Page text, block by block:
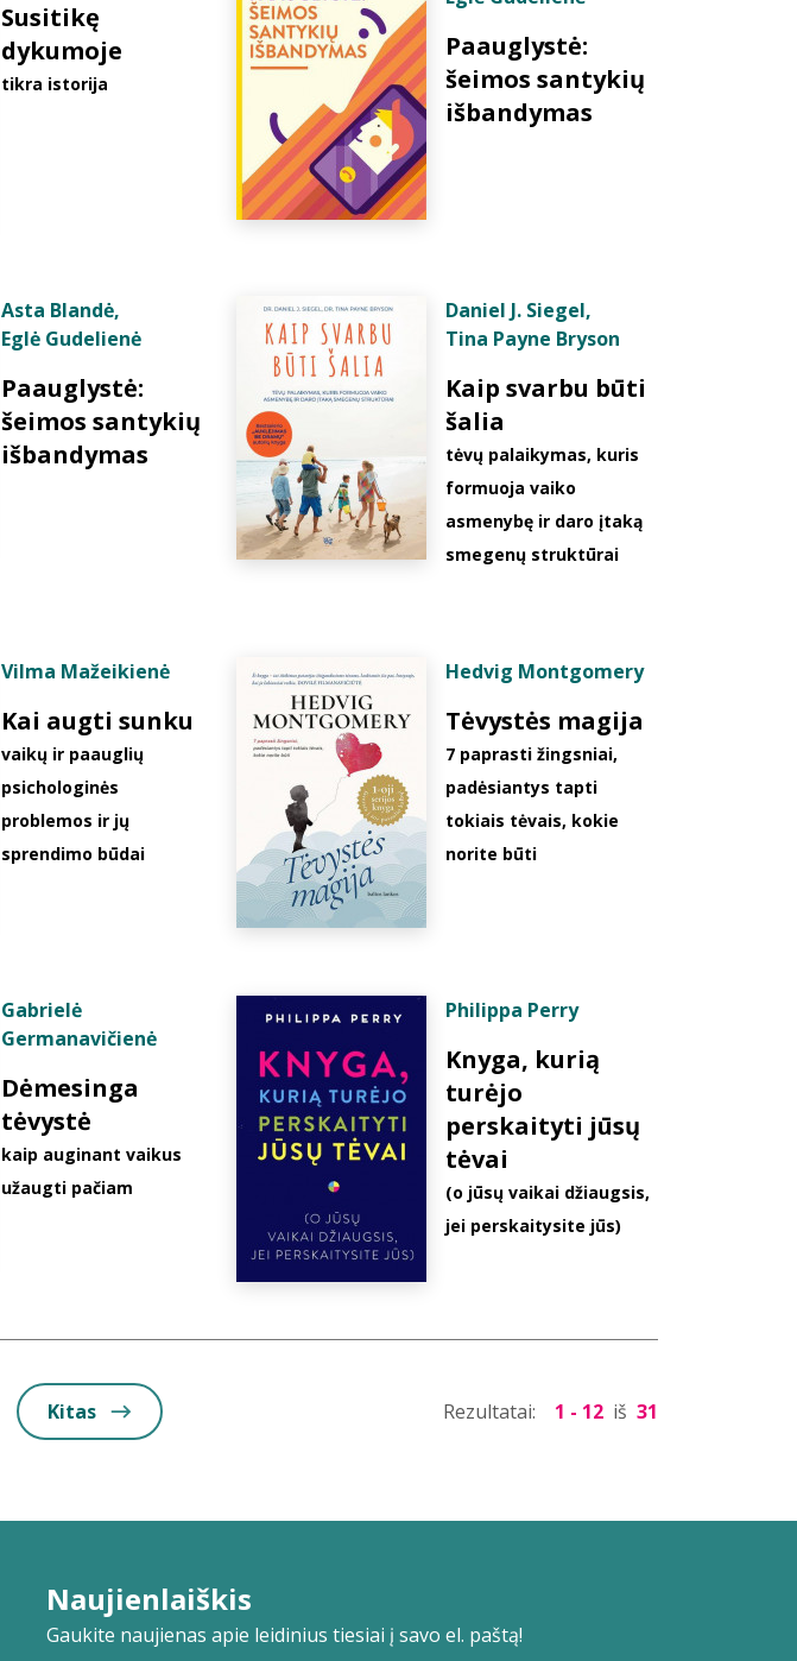
Susitikę
dykumoje
tikra istorija
Paauglystė:
šeimos santykių
išbandymas
Asta Blandė,
Eglė Gudelienė
Paauglystė:
šeimos santykių
išbandymas
Daniel J. Siegel,
Tina Payne Bryson
Kaip svarbu būti
šalia
tėvų palaikymas, kuris
formuoja vaiko
asmenybę ir daro įtaką
smegenų struktūrai
Vilma Mažeikienė
Kai augti sunku
vaikų ir paauglių
psichologinės
problemos ir jų
sprendimo būdai
Hedvig Montgomery
Tėvystės magija
7 paprasti žingsniai,
padėsiantys tapti
tokiais tėvais, kokie
norite būti
Gabrielė
Germanavičienė
Dėmesinga
tėvystė
kaip auginant vaikus
užaugti pačiam
Philippa Perry
Knyga, kurią
turėjo
perskaityti jūsų
tėvai
(o jūsų vaikai džiaugsis,
jei perskaitysite jūs)
Kitas Rezultatai: 1 - 12 iš 31
Naujienlaiškis
Gaukite naujienas apie leidinius tiesiai į savo el. paštą!